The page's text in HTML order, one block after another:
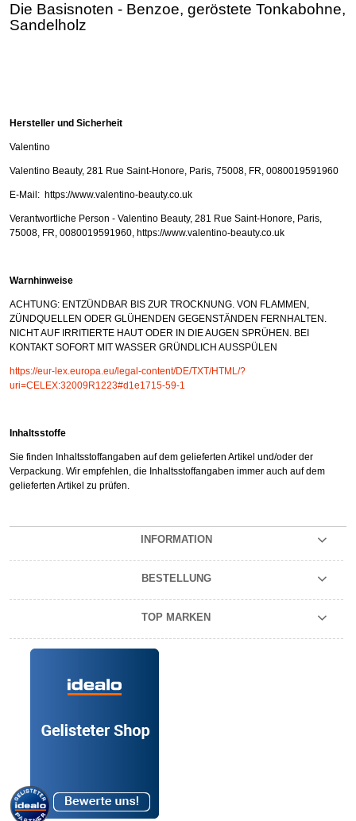
Die Basisnoten - Benzoe, geröstete Tonkabohne,
Sandelholz
Hersteller und Sicherheit
Valentino
Valentino Beauty, 281 Rue Saint-Honore, Paris, 75008, FR, 0080019591960
E-Mail: https://www.valentino-beauty.co.uk
Verantwortliche Person - Valentino Beauty, 281 Rue Saint-Honore, Paris,
75008, FR, 0080019591960, https://www.valentino-beauty.co.uk
Warnhinweise
ACHTUNG: ENTZÜNDBAR BIS ZUR TROCKNUNG. VON FLAMMEN,
ZÜNDQUELLEN ODER GLÜHENDEN GEGENSTÄNDEN FERNHALTEN.
NICHT AUF IRRITIERTE HAUT ODER IN DIE AUGEN SPRÜHEN. BEI
KONTAKT SOFORT MIT WASSER GRÜNDLICH AUSSPÜLEN
https://eur-lex.europa.eu/legal-content/DE/TXT/HTML/?
uri=CELEX:32009R1223#d1e1715-59-1
Inhaltsstoffe
Sie finden Inhaltsstoffangaben auf dem gelieferten Artikel und/oder der
Verpackung. Wir empfehlen, die Inhaltsstoffangaben immer auch auf dem
gelieferten Artikel zu prüfen.
INFORMATION
BESTELLUNG
TOP MARKEN